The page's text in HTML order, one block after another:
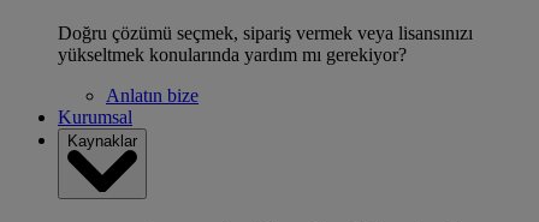
Doğru çözümü seçmek, sipariş vermek veya lisansınızı
yükseltmek konularında yardım mı gerekiyor?
Anlatın bize
Kurumsal
Kaynaklar